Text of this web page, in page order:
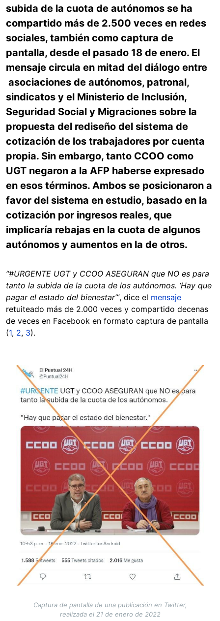
subida de la cuota de autónomos se ha
compartido más de 2.500 veces en redes
sociales, también como captura de
pantalla, desde el pasado 18 de enero. El
mensaje circula en mitad del diálogo entre
asociaciones de autónomos, patronal,
sindicatos y el Ministerio de Inclusión,
Seguridad Social y Migraciones sobre la
propuesta del rediseño del sistema de
cotización de los trabajadores por cuenta
propia. Sin embargo, tanto CCOO como
UGT negaron a la AFP haberse expresado
en esos términos. Ambos se posicionaron a
favor del sistema en estudio, basado en la
cotización por ingresos reales, que
implicaría rebajas en la cuota de algunos
autónomos y aumentos en la de otros.
“#URGENTE UGT y CCOO ASEGURAN que NO es para
tanto la subida de la cuota de los autónomos. ‘Hay que
pagar el estado del bienestar’”, dice el mensaje
retuiteado más de 2.000 veces y compartido decenas
de veces en Facebook en formato captura de pantalla
(1, 2, 3).
Image
Captura de pantalla de una publicación en Twitter,
realizada el 21 de enero de 2022